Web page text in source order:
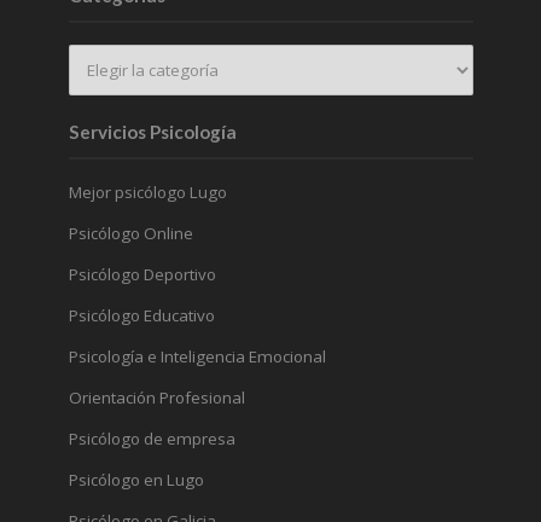
Servicios Psicología
Mejor psicólogo Lugo
Psicólogo Online
Psicólogo Deportivo
Psicólogo Educativo
Psicología e Inteligencia Emocional
Orientación Profesional
Psicólogo de empresa
Psicólogo en Lugo